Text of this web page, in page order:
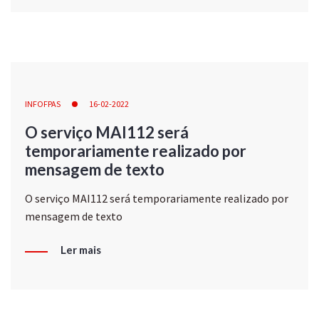
INFOFPAS 16-02-2022
O serviço MAI112 será
temporariamente realizado por
mensagem de texto
O serviço MAI112 será temporariamente realizado por
mensagem de texto
Ler mais